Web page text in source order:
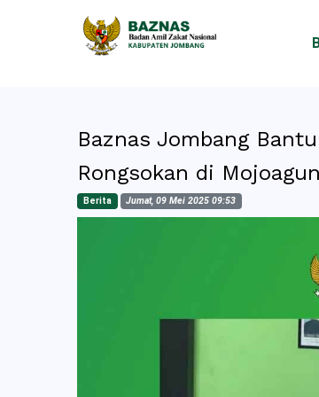
Baznas Jombang
Rongsokan di
Berita Jumat, 09 Mei 2025 09:53